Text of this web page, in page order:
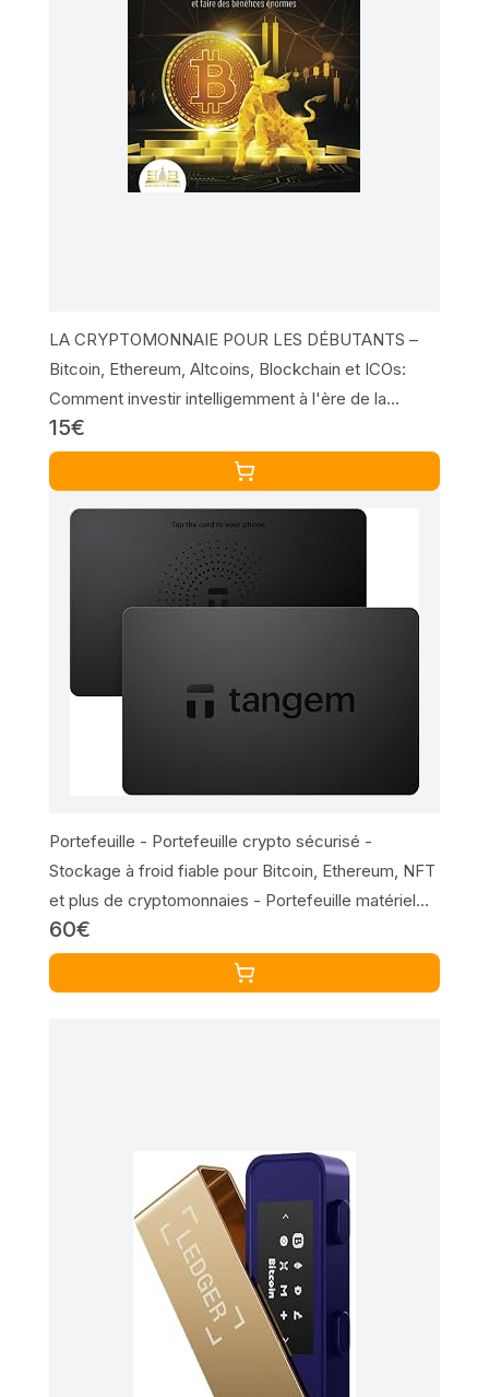
LA CRYPTOMONNAIE POUR LES DÉBUTANTS –
Bitcoin, Ethereum, Altcoins, Blockchain et ICOs:
Comment investir intelligemment à l'ère de la
monnaie numérique et faire des bénéfices énormes
15€
Portefeuille - Portefeuille crypto sécurisé -
Stockage à froid fiable pour Bitcoin, Ethereum, NFT
et plus de cryptomonnaies - Portefeuille matériel
100 % hors ligne, Noir , Lot de 2
60€